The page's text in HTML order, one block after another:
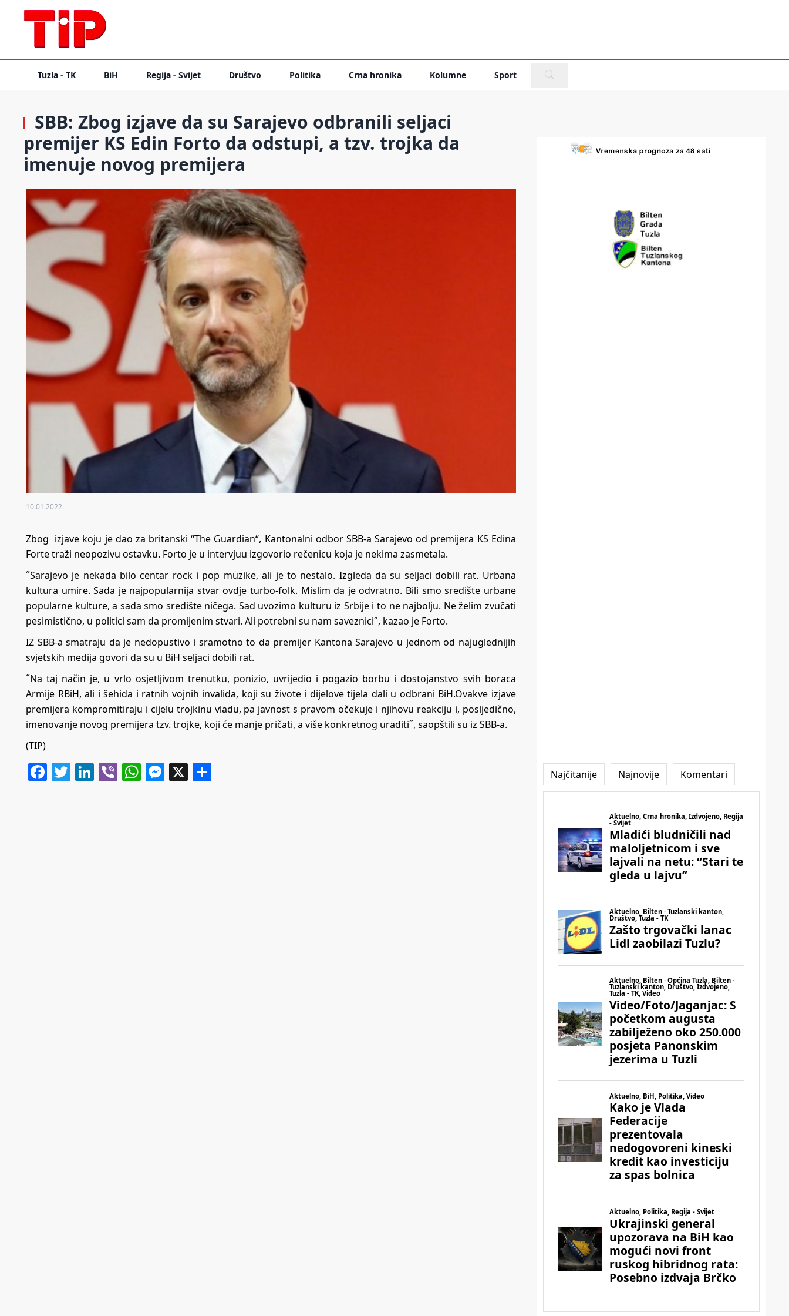
Tuzla - TK BiH Regija - Svijet Društvo Politika Crna hronika Kolumne Sport
SBB: Zbog izjave da su Sarajevo odbranili seljaci
premijer KS Edin Forto da odstupi, a tzv. trojka da
imenuje novog premijera
10.01.2022.
Zbog izjave koju je dao za britanski “The Guardian“, Kantonalni odbor SBB-a Sarajevo od premijera KS Edina
Forte traži neopozivu ostavku. Forto je u intervjuu izgovorio rečenicu koja je nekima zasmetala.
˝Sarajevo je nekada bilo centar rock i pop muzike, ali je to nestalo. Izgleda da su seljaci dobili rat. Urbana
kultura umire. Sada je najpopularnija stvar ovdje turbo-folk. Mislim da je odvratno. Bili smo središte urbane
popularne kulture, a sada smo središte ničega. Sad uvozimo kulturu iz Srbije i to ne najbolju. Ne želim zvučati
pesimistično, u politici sam da promijenim stvari. Ali potrebni su nam saveznici˝, kazao je Forto.
IZ SBB-a smatraju da je nedopustivo i sramotno to da premijer Kantona Sarajevo u jednom od najuglednijih
svjetskih medija govori da su u BiH seljaci dobili rat.
˝Na taj način je, u vrlo osjetljivom trenutku, ponizio, uvrijedio i pogazio borbu i dostojanstvo svih boraca
Armije RBiH, ali i šehida i ratnih vojnih invalida, koji su živote i dijelove tijela dali u odbrani BiH.Ovakve izjave
premijera kompromitiraju i cijelu trojkinu vladu, pa javnost s pravom očekuje i njihovu reakciju i, posljedično,
imenovanje novog premijera tzv. trojke, koji će manje pričati, a više konkretnog uraditi˝, saopštili su iz SBB-a.
(TIP)
Facebook
Twitter
LinkedIn
ViberWhatsApp
Messenger
X Najčitanije Najnovije Komentari